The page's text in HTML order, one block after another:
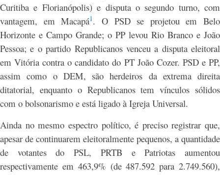
Curitiba e Florianópolis) e disputa o segundo turno, com
vantagem, em Macapá1. O PSD se projetou em Belo
Horizonte e Campo Grande; o PP levou Rio Branco e João
Pessoa; e o partido Republicanos venceu a disputa eleitoral
em Vitória contra o candidato do PT João Cozer. PSD e PP,
assim como o DEM, são herdeiros da extrema direita
ditatorial, enquanto o Republicanos tem vínculos sólidos
com o bolsonarismo e está ligado à Igreja Universal.
Ainda no mesmo espectro político, é preciso registrar que,
apesar de continuarem eleitoralmente pequenos, a quantidade
de votantes do PSL, PRTB e Patriotas aumentou
respectivamente em 463,9% (de 487.592 para 2.749.560),